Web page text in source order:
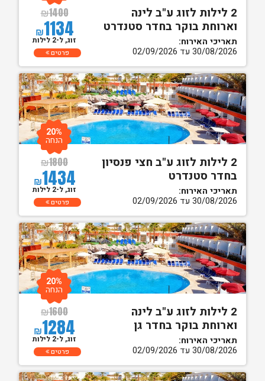
2 לילות לזוג ע"ב לינה
וארוחת בוקר בחדר סטנדרט
תאריכי האירוח:
30/08/2026 עד 02/09/2026
₪1400
₪1134
זוג, ל-2 לילות
פרטים
2 לילות לזוג ע"ב חצי פנסיון
בחדר סטנדרט
תאריכי האירוח:
30/08/2026 עד 02/09/2026
₪1800
₪1434
20%
הנחה
זוג, ל-2 לילות
פרטים
2 לילות לזוג ע"ב לינה
וארוחת בוקר בחדר גן
תאריכי האירוח:
30/08/2026 עד 02/09/2026
₪1600
₪1284
20%
הנחה
זוג, ל-2 לילות
פרטים